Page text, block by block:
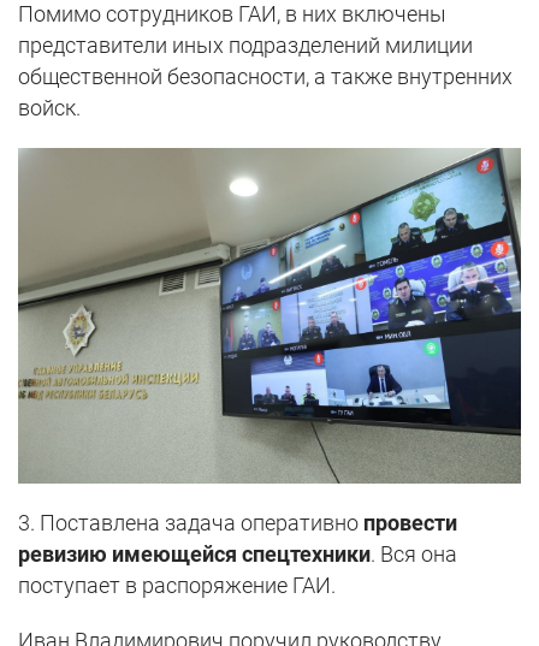
Помимо сотрудников ГАИ, в них включены
представители иных подразделений милиции
общественной безопасности, а также внутренних
войск.
3. Поставлена задача оперативно провести
ревизию имеющейся спецтехники. Вся она
поступает в распоряжение ГАИ.
Иван Владимирович поручил руководству